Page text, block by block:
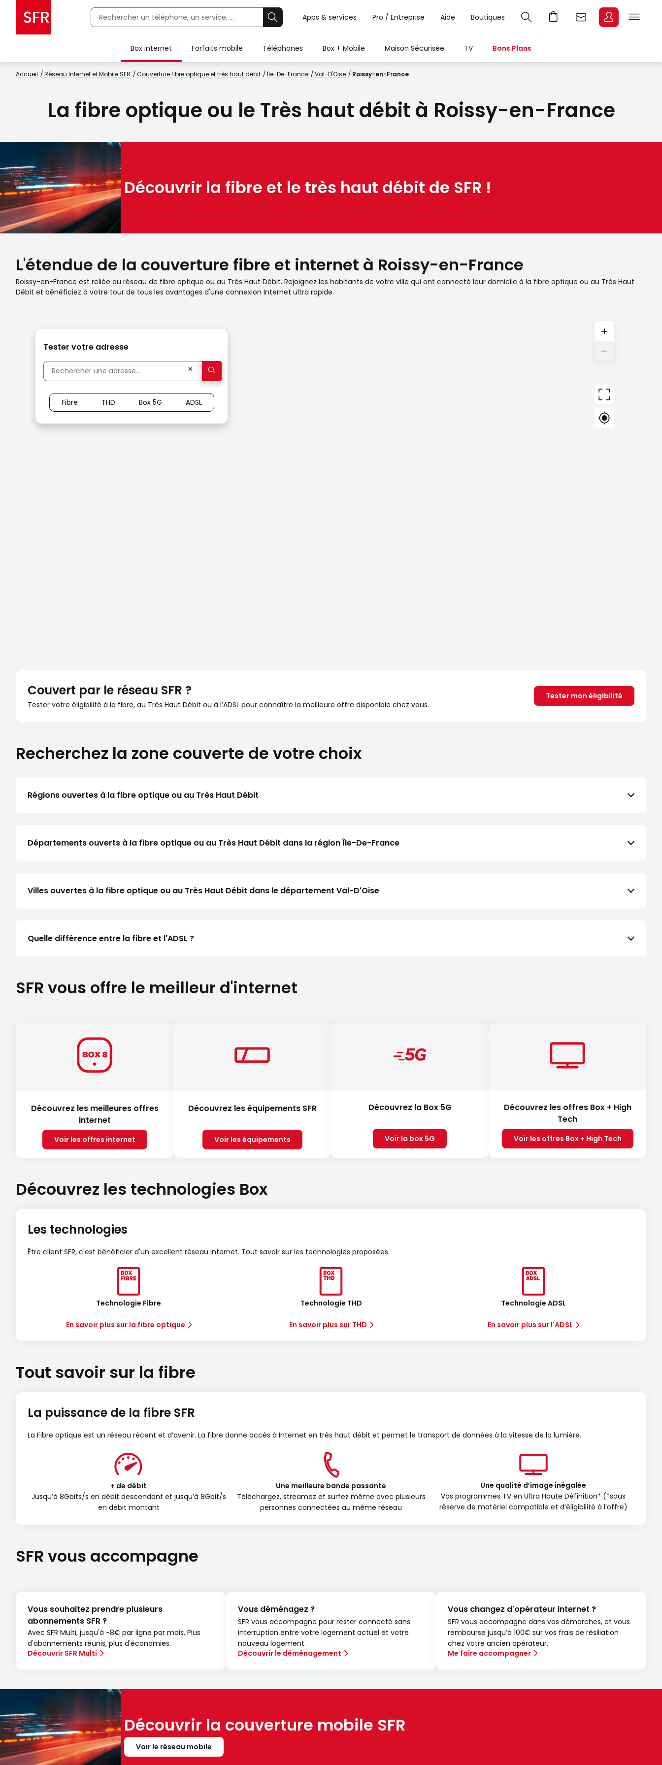
Apps & services Pro / Entreprise Aide Boutiques
Box internet Forfaits mobile Téléphones Box + Mobile Maison Sécurisée TV Bons Plans
Accueil Réseau Internet et Mobile SFR Couverture fibre optique et très haut débit Île-De-France Val-D'Oise Roissy-en-France
La fibre optique ou le Très haut débit à Roissy-en-France
Découvrir la fibre et le très haut débit de SFR !
L'étendue de la couverture fibre et internet à Roissy-en-France
Roissy-en-France est reliée au réseau de fibre optique ou au Très Haut Débit. Rejoignez les habitants de votre ville qui ont connecté leur domicile à la fibre optique ou au Très Haut
Débit et bénéficiez à votre tour de tous les avantages d'une connexion Internet ultra rapide.
+
−
Tester votre adresse
✕
Fibre THD Box 5G ADSL
Couvert par le réseau SFR ?
Tester votre éligibilité à la fibre, au Très Haut Débit ou à l’ADSL pour connaître la meilleure offre disponible chez vous.
Tester mon éligibilité
Recherchez la zone couverte de votre choix
Régions ouvertes à la fibre optique ou au Très Haut Débit
Départements ouverts à la fibre optique ou au Très Haut Débit dans la région Île-De-France
Villes ouvertes à la fibre optique ou au Très Haut Débit dans le département Val-D'Oise
Quelle différence entre la fibre et l'ADSL ?
SFR vous offre le meilleur d'internet
Découvrez les meilleures offres
internet
Voir les offres internet
Découvrez les équipements SFR
Voir les équipements
Découvrez la Box 5G
Voir la box 5G
Découvrez les offres Box + High
Tech
Voir les offres Box + High Tech
Découvrez les technologies Box
Les technologies
Être client SFR, c'est bénéficier d'un excellent réseau internet. Tout savoir sur les technologies proposées.
Technologie Fibre
En savoir plus sur la fibre optique
Technologie THD
En savoir plus sur THD
Technologie ADSL
En savoir plus sur l'ADSL
Tout savoir sur la fibre
La puissance de la fibre SFR
La Fibre optique est un réseau récent et d’avenir. La fibre donne accès à Internet en très haut débit et permet le transport de données à la vitesse de la lumière.
+ de débit
Jusqu’à 8Gbits/s en débit descendant et jusqu’à 8Gbit/s
en débit montant
Une meilleure bande passante
Téléchargez, streamez et surfez même avec plusieurs
personnes connectées au même réseau
Une qualité d’image inégalée
Vos programmes TV en Ultra Haute Définition* (*sous
réserve de matériel compatible et d’éligibilité à l’offre)
SFR vous accompagne
Vous souhaitez prendre plusieurs
abonnements SFR ?
Avec SFR Multi, jusqu'à -8€ par ligne par mois. Plus
d'abonnements réunis, plus d'économies.
Découvrir SFR Multi
Vous déménagez ?
SFR vous accompagne pour rester connecté sans
interruption entre votre logement actuel et votre
nouveau logement.
Découvrir le déménagement
Vous changez d'opérateur internet ?
SFR vous accompagne dans vos démarches, et vous
rembourse jusqu’à 100€ sur vos frais de résiliation
chez votre ancien opérateur.
Me faire accompagner
Découvrir la couverture mobile SFR
Voir le réseau mobile